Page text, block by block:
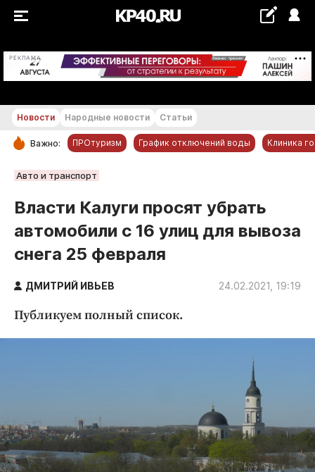
РЕКЛАМА +22...+23 °С
РУБРИКИ
Обнинск
Новости компаний
Статьи
Народные новости
Авто и транспорт
Криминал
Погода
Праздники
Новости Народные новости Статьи
Важно: ПРОтуризм График отключений воды Клиника
Авто и транспорт
Власти Калуги просят убрать
автомобили с 16 улиц для вывоза
снега 25 февраля
ДМИТРИЙ ИВЬЕВ 24.02.2021, 19:19
Публикуем полный список.